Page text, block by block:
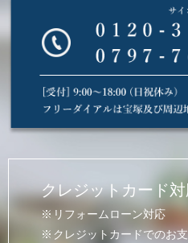
クレジットカード
リフォームローン対応
クレジットカードでのお